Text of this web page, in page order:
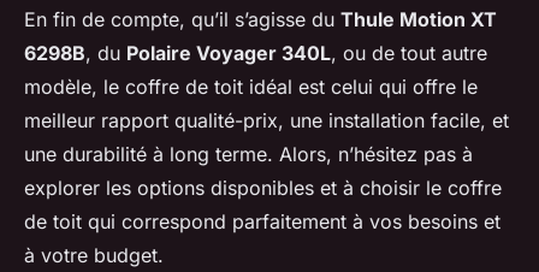
En fin de compte, qu’il s’agisse du Thule Motion XT
6298B, du Polaire Voyager 340L, ou de tout autre
modèle, le coffre de toit idéal est celui qui offre le
meilleur rapport qualité-prix, une installation facile, et
une durabilité à long terme. Alors, n’hésitez pas à
explorer les options disponibles et à choisir le coffre
de toit qui correspond parfaitement à vos besoins et
à votre budget.